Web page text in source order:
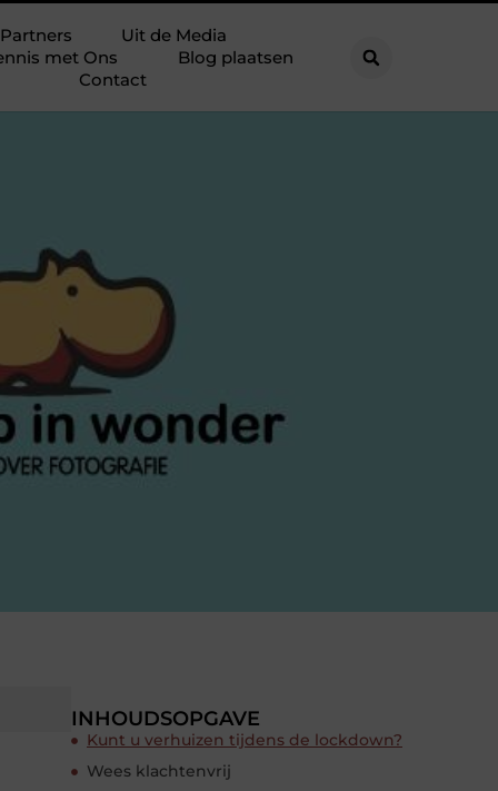
Partners
Uit de Media
met Ons
Blog plaatsen
Contact
INHOUDSOPGAVE
Kunt u verhuizen tijdens de lockdown?
Wees klachtenvrij